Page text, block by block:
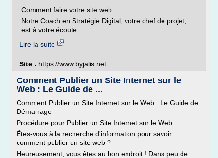
Comment faire votre site web
Notre Coach en Stratégie Digital, votre chef de projet,
est à votre écoute...
Lire la suite
Site : https://www.byjalis.net
Comment Publier un Site Internet sur le
Web : Le Guide de ...
Comment Publier un Site Internet sur le Web : Le Guide de
Démarrage
Procédure pour Publier un Site Internet sur le Web
Êtes-vous à la recherche d'information pour savoir
comment publier un site web ?
Heureusement, vous êtes au bon endroit ! Dans peu de